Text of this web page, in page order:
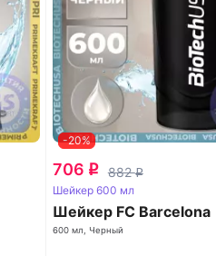
-20%
706 q 882q
Шейкер 600 мл
Шейкер FC Barcelona
600 мл, Черный